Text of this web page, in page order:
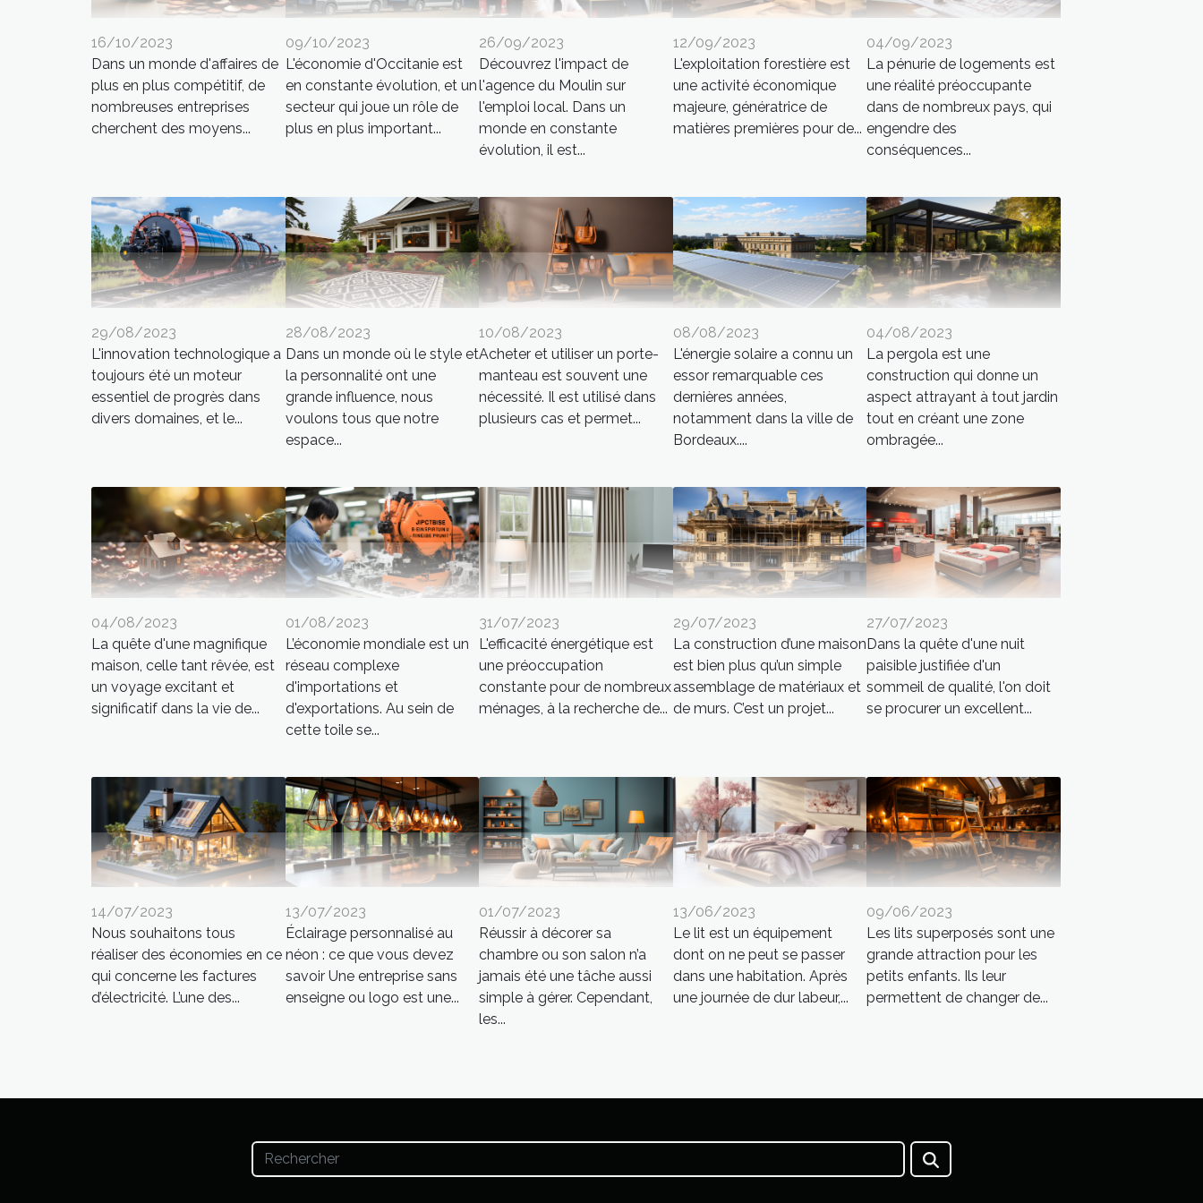
16/10/2023
Dans un monde d'affaires de
plus en plus compétitif, de
nombreuses entreprises
cherchent des moyens...
09/10/2023
L'économie d'Occitanie est
en constante évolution, et un
secteur qui joue un rôle de
plus en plus important...
26/09/2023
Découvrez l'impact de
l'agence du Moulin sur
l'emploi local. Dans un
monde en constante
évolution, il est...
12/09/2023
L'exploitation forestière est
une activité économique
majeure, génératrice de
matières premières pour de...
04/09/2023
La pénurie de logements est
une réalité préoccupante
dans de nombreux pays, qui
engendre des
conséquences...
29/08/2023
L'innovation technologique a
toujours été un moteur
essentiel de progrès dans
divers domaines, et le...
28/08/2023
Dans un monde où le style et
la personnalité ont une
grande influence, nous
voulons tous que notre
espace...
10/08/2023
Acheter et utiliser un porte-
manteau est souvent une
nécessité. Il est utilisé dans
plusieurs cas et permet...
08/08/2023
L'énergie solaire a connu un
essor remarquable ces
dernières années,
notamment dans la ville de
Bordeaux....
04/08/2023
La pergola est une
construction qui donne un
aspect attrayant à tout jardin
tout en créant une zone
ombragée...
04/08/2023
La quête d'une magnifique
maison, celle tant rêvée, est
un voyage excitant et
significatif dans la vie de...
01/08/2023
L’économie mondiale est un
réseau complexe
d'importations et
d'exportations. Au sein de
cette toile se...
31/07/2023
L'efficacité énergétique est
une préoccupation
constante pour de nombreux
ménages, à la recherche de...
29/07/2023
La construction d’une maison
est bien plus qu’un simple
assemblage de matériaux et
de murs. C’est un projet...
27/07/2023
Dans la quête d'une nuit
paisible justifiée d'un
sommeil de qualité, l'on doit
se procurer un excellent...
14/07/2023
Nous souhaitons tous
réaliser des économies en ce
qui concerne les factures
d’électricité. L’une des...
13/07/2023
Éclairage personnalisé au
néon : ce que vous devez
savoir Une entreprise sans
enseigne ou logo est une...
01/07/2023
Réussir à décorer sa
chambre ou son salon n’a
jamais été une tâche aussi
simple à gérer. Cependant,
les...
13/06/2023
Le lit est un équipement
dont on ne peut se passer
dans une habitation. Après
une journée de dur labeur,...
09/06/2023
Les lits superposés sont une
grande attraction pour les
petits enfants. Ils leur
permettent de changer de...